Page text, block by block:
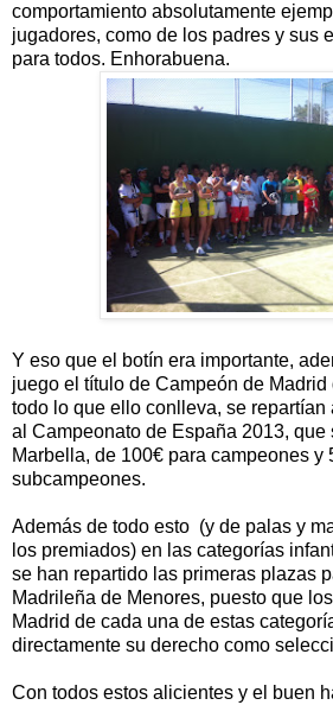
comportamiento absolutamente
jugadores, como de los padres y sus
para todos. Enhorabuena.
Y eso que el botín era importante,
juego el título de Campeón de
todo lo que ello conlleva, se
al Campeonato de España 2013, que
Marbella, de 100€ para campeones y
subcampeones.
Además de todo esto (y de palas y
los premiados) en las categorías
se han repartido las primeras plazas
Madrileña de Menores, puesto que
Madrid de cada una de estas
directamente su derecho como
Con todos estos alicientes y el buen